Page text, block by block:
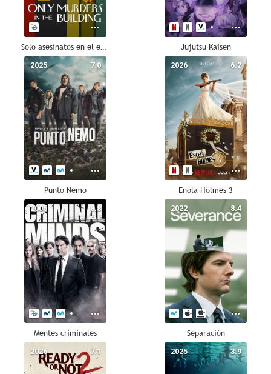
Solo asesinatos en el edificio Jujutsu Kaisen
7.0
2025
Punto Nemo
6.2
2026
Enola Holmes 3
8.8
2005
Mentes criminales
8.4
2022
Separación
7.1
2026 3.9
2025